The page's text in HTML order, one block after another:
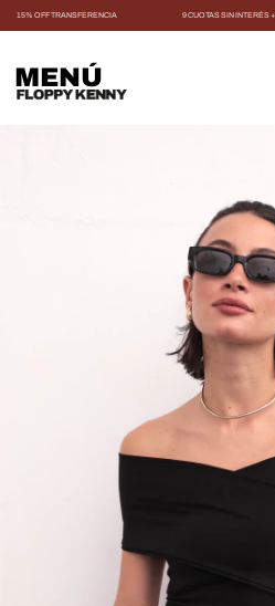
15% OFF TRANSFERENCIA 9 CUOTAS SIN INTERÉS
MENÚ